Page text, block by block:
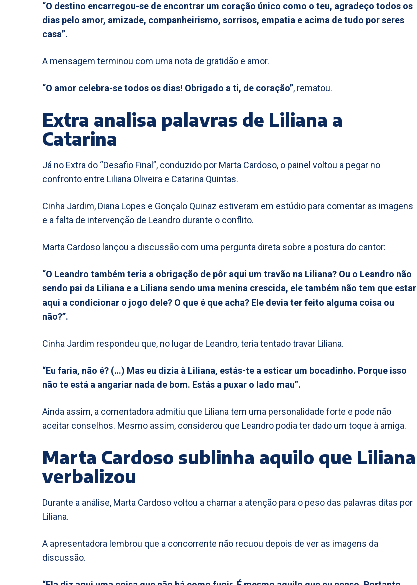
“O destino encarregou-se de encontrar um coração único como o teu, agradeço todos os
dias pelo amor, amizade, companheirismo, sorrisos, empatia e acima de tudo por seres
casa”.
A mensagem terminou com uma nota de gratidão e amor.
“O amor celebra-se todos os dias! Obrigado a ti, de coração”, rematou.
Extra analisa palavras de Liliana a
Catarina
Já no Extra do “Desafio Final”, conduzido por Marta Cardoso, o painel voltou a pegar no
confronto entre Liliana Oliveira e Catarina Quintas.
Cinha Jardim, Diana Lopes e Gonçalo Quinaz estiveram em estúdio para comentar as imagens
e a falta de intervenção de Leandro durante o conflito.
Marta Cardoso lançou a discussão com uma pergunta direta sobre a postura do cantor:
“O Leandro também teria a obrigação de pôr aqui um travão na Liliana? Ou o Leandro não
sendo pai da Liliana e a Liliana sendo uma menina crescida, ele também não tem que estar
aqui a condicionar o jogo dele? O que é que acha? Ele devia ter feito alguma coisa ou
não?”.
Cinha Jardim respondeu que, no lugar de Leandro, teria tentado travar Liliana.
“Eu faria, não é? (…) Mas eu dizia à Liliana, estás-te a esticar um bocadinho. Porque isso
não te está a angariar nada de bom. Estás a puxar o lado mau”.
Ainda assim, a comentadora admitiu que Liliana tem uma personalidade forte e pode não
aceitar conselhos. Mesmo assim, considerou que Leandro podia ter dado um toque à amiga.
Marta Cardoso sublinha aquilo que Liliana
verbalizou
Durante a análise, Marta Cardoso voltou a chamar a atenção para o peso das palavras ditas por
Liliana.
A apresentadora lembrou que a concorrente não recuou depois de ver as imagens da
discussão.